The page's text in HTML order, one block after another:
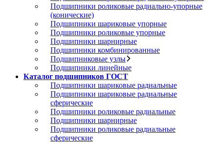
Подшипники роликовые радиально-упорные
(конические)
Подшипники шариковые упорные
Подшипники роликовые упорные
Подшипники шарнирные
Подшипники комбинированные
Подшипниковые узлы
Подшипники линейные
Каталог подшипников ГОСТ
Подшипники шариковые радиальные
Подшипники шариковые радиальные
сферические
Подшипники роликовые радиальные
Подшипники шарнирные
Подшипники роликовые радиальные
сферические